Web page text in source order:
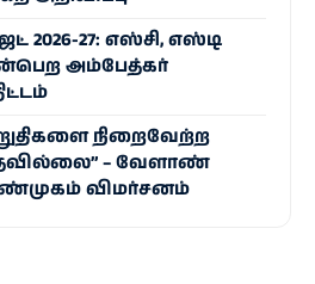
27: எஸ்சி, எஸ்டி
அம்பேத்கர்
நிறைவேற்ற
– வேளாண்
விமர்சனம்